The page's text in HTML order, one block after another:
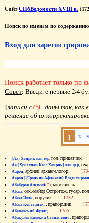
СайтСПбВедомости XVIII в.
Поиск по именам по содержанию
Вход для
Поиск работает только по
Совет: Введите первые 2-4
{записи с(*)- даны так, как
решение об их
1 2 3
[Аа] Хенрик ван дер, гол.
Аа [Христиан Карл Хенрик] ван дер,
Аарон, архиеп. архангелогор.
Аарон [(Еропкин Афанасий
Абабуров Алексей(*), констапель
Абаза, сек.-майор Острогож. гусар.
Абаза Иван, поручик 1782
Абаза Константин, прапорщик
Абаковский Франц 1765
Абакулов Евдоким Степанович,